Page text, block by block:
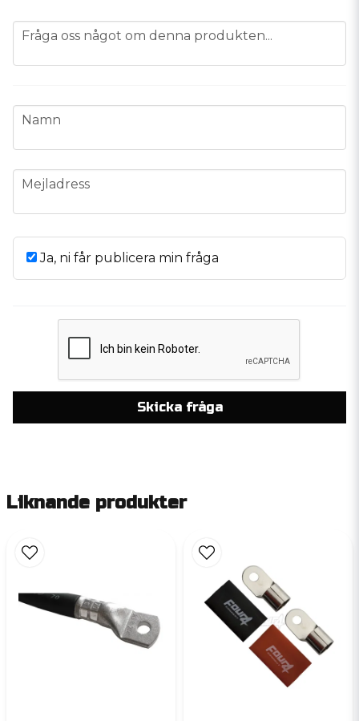
question
Fråga oss något om denna produkten...
name
Namn
email
Mejladress
Ja, ni får publicera min fråga
Skicka fråga
Liknande produkter